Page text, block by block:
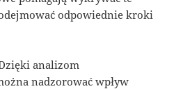
odpowiednie kroki
analizom
nadzorować wpływ